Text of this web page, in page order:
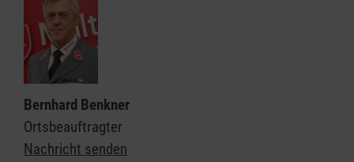
Bernhard Benkner
Ortsbeauftragter
Nachricht senden